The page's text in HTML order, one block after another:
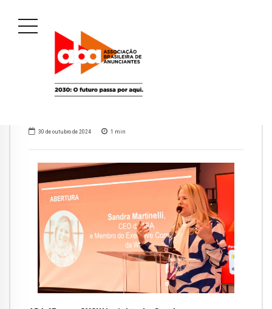
30 de outubro de 2024 1 min